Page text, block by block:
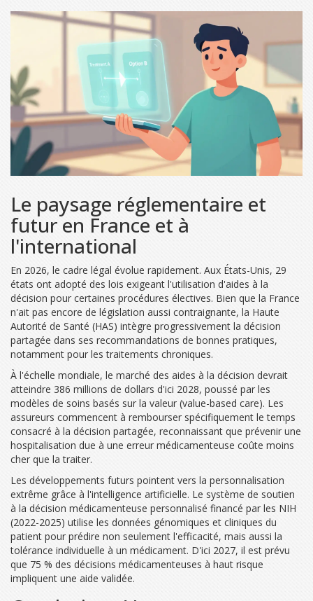
Le paysage réglementaire et
futur en France et à
l'international
En 2026, le cadre légal évolue rapidement. Aux États-Unis, 29
états ont adopté des lois exigeant l'utilisation d'aides à la
décision pour certaines procédures électives. Bien que la France
n'ait pas encore de législation aussi contraignante, la Haute
Autorité de Santé (HAS) intègre progressivement la décision
partagée dans ses recommandations de bonnes pratiques,
notamment pour les traitements chroniques.
À l'échelle mondiale, le marché des aides à la décision devrait
atteindre 386 millions de dollars d'ici 2028, poussé par les
modèles de soins basés sur la valeur (value-based care). Les
assureurs commencent à rembourser spécifiquement le temps
consacré à la décision partagée, reconnaissant que prévenir une
hospitalisation due à une erreur médicamenteuse coûte moins
cher que la traiter.
Les développements futurs pointent vers la personnalisation
extrême grâce à l'intelligence artificielle. Le système de soutien
à la décision médicamenteuse personnalisé financé par les NIH
(2022-2025) utilise les données génomiques et cliniques du
patient pour prédire non seulement l'efficacité, mais aussi la
tolérance individuelle à un médicament. D'ici 2027, il est prévu
que 75 % des décisions médicamenteuses à haut risque
impliquent une aide validée.